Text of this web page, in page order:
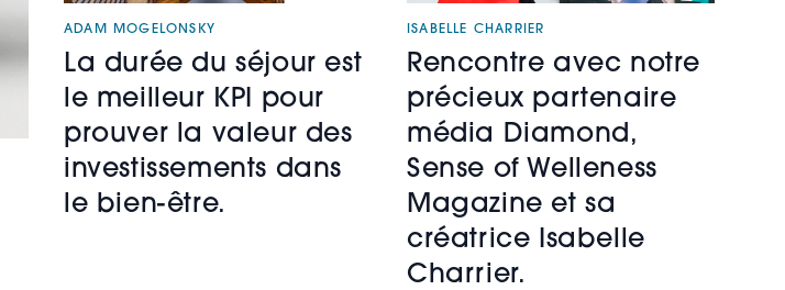
ADAM MOGELONSKY
La durée du séjour est
le meilleur KPI pour
prouver la valeur des
investissements dans
le bien-être.
ISABELLE CHARRIER
Rencontre avec notre
précieux partenaire
média Diamond,
Sense of Welleness
Magazine et sa
créatrice Isabelle
Charrier.